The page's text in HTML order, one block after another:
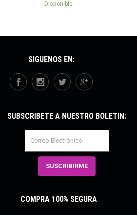
Disponible
SÍGUENOS EN:
SUBSCRÍBETE A NUESTRO BOLETÍN:
COMPRA 100% SEGURA